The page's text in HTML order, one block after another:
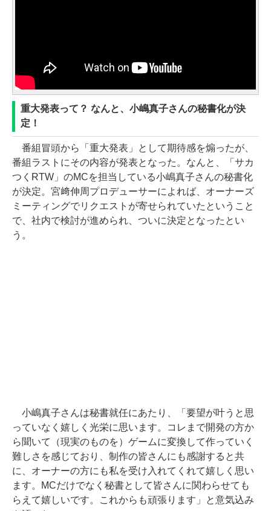
重大発表って？ なんと、小嶋真子さんの秘書化が決
定！
番組冒頭から「重大発表」として期待感を煽ったが、
番組ラストにその内容が発表となった。なんと、「サカ
つくRTW」のMCを担当している小嶋真子さんの秘書化
が決定。宮﨑伸周プロデューサーによれば、オーナーズ
ミーティングでリクエストが寄せられていたということ
で、社内で検討が進められ、ついに決定となったとい
う。
小嶋真子さんは秘書就任にあたり、「要望が叶うと思
っていなく嬉しく光栄に思います。コレまで開発の方か
ら聞いて（現実のものを）ゲームに変換して作っていく
難しさを感じており、制作の皆さんにも感謝すると共
に、オーナーの方にも私を受け入れてくれて嬉しく思い
ます。MCだけでなく秘書として皆さんに関わらせても
らえて嬉しいです。これからも頑張ります」と意気込み